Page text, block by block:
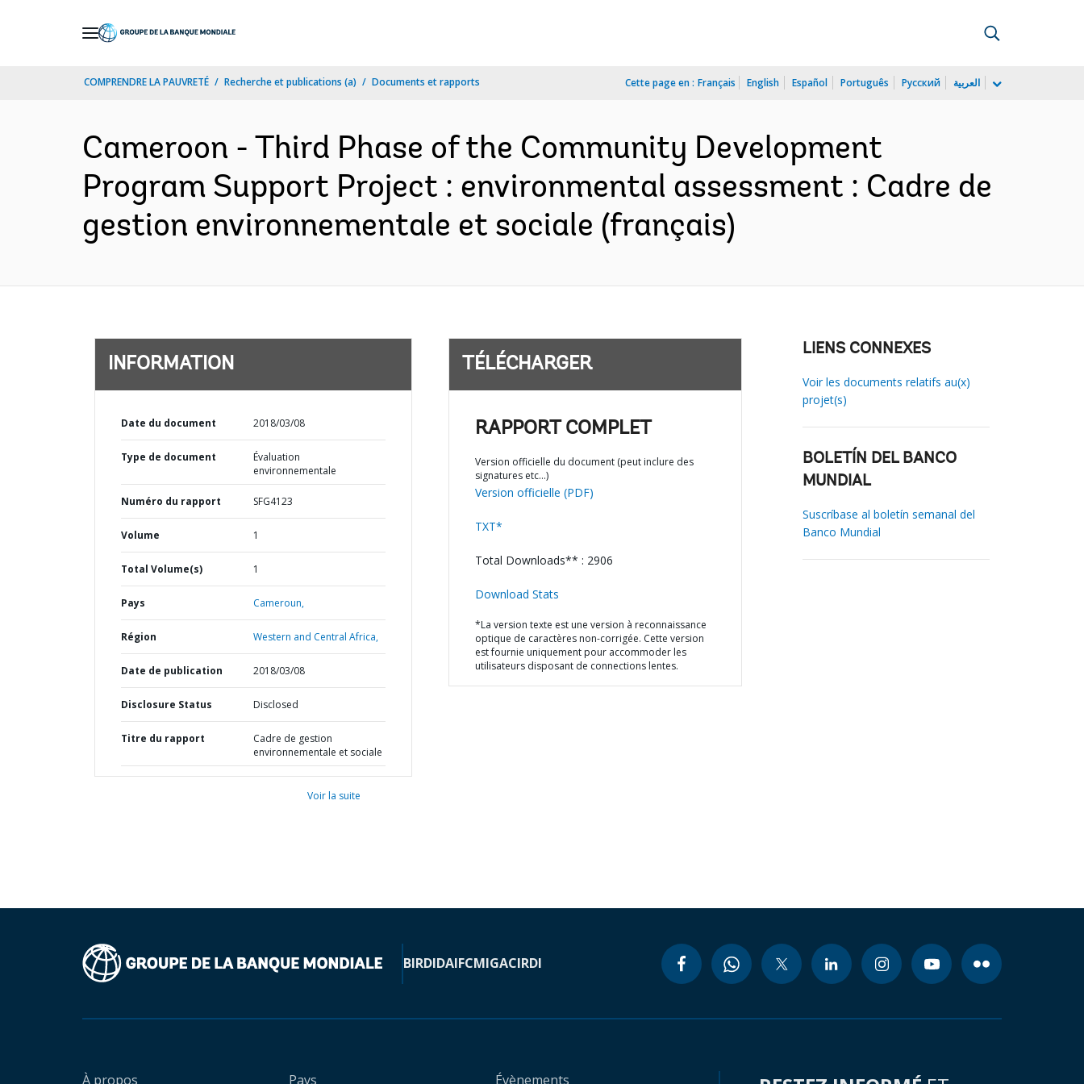
COMPRENDRE LA PAUVRETÉ Recherche et publications (a) Documents et rapports Cette page en : Français English Español Português Русский العربية
Cameroon - Third Phase of the Community Development
Program Support Project : environmental assessment : Cadre de
gestion environnementale et sociale (français)
INFORMATION
Date du document 2018/03/08
Type de document
Évaluation
environnementale
Numéro du rapport SFG4123
Volume 1
Total Volume(s) 1
Pays Cameroun,
Région Western and Central Africa,
Date de publication 2018/03/08
Disclosure Status Disclosed
Titre du rapport
Cadre de gestion
environnementale et sociale
Voir la suite
TÉLÉCHARGER
RAPPORT COMPLET
Version officielle du document (peut inclure des
signatures etc…)
Version officielle (PDF)
TXT*
Total Downloads** : 2906
Download Stats
*La version texte est une version à reconnaissance
optique de caractères non-corrigée. Cette version
est fournie uniquement pour accommoder les
utilisateurs disposant de connections lentes.
LIENS CONNEXES
Voir les documents relatifs au(x)
projet(s)
BOLETÍN DEL BANCO
MUNDIAL
Suscríbase al boletín semanal del
Banco Mundial
BIRDIDAIFCMIGACIRDI
À propos Pays Évènements